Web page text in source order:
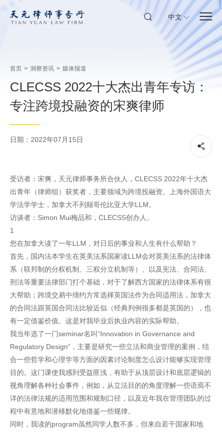
中文
首页 > 洞察资讯 > 媒体报道
CLECSS 2022十大杰出青年专访：
专注跨境投融资的宋爽律师
日期：2022年07月15日
受访者：宋爽，天元律师事务所合伙人，CLECSS 2022年十大杰
出青年（律师组）获奖者，主要领域为跨境投融资。上海外国语大
学法学学士，加拿大不列颠哥伦比亚大学LLM。
访谈者：Simon Mui梅品和，CLECSS创办人。
1
您在加拿大读了一年LLM，对日后的事业和人生有什么帮助？
首先，国内法本学生在英美法系国家读LLM会对英美法系的法律体
系（联邦制的分权机制、三权分立机制等）、以及宪法、合同法、
刑法等重要法律部门打个基础，对于了解西方国家的法律体系有很
大帮助；跨境交易中缔约方常选择英国法作为合同适用法，加拿大
的合同法跟英国合同法比较近似（经典判例很多都是英国的），也
有一定借鉴价值。这是对我毕业后执业内容的实际帮助。
我当年选了一门seminar名叫“Innovation in Governance and
Regulatory Design”，主要是研究一些立法和商业管理的案例，结
合一些哲学和心理学等方面的因素讨论制度怎么设计能够实现管理
目的。这门课使我感到受益匪浅，有助于从顶层设计和底层逻辑的
视角理解各种社会事件，例如，从立法目的的角度理解一些语焉不
详的法律法规的适用范围和规制口径，以及近年我在管理团队的过
程中有意地和潜移默化地借鉴一些规律。
同时，我读的program虽然同学人数不多，但来自若干国家和地